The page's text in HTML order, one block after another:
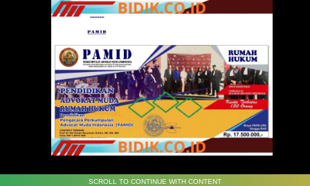
SCROLL TO CONTINUE WITH CONTENT